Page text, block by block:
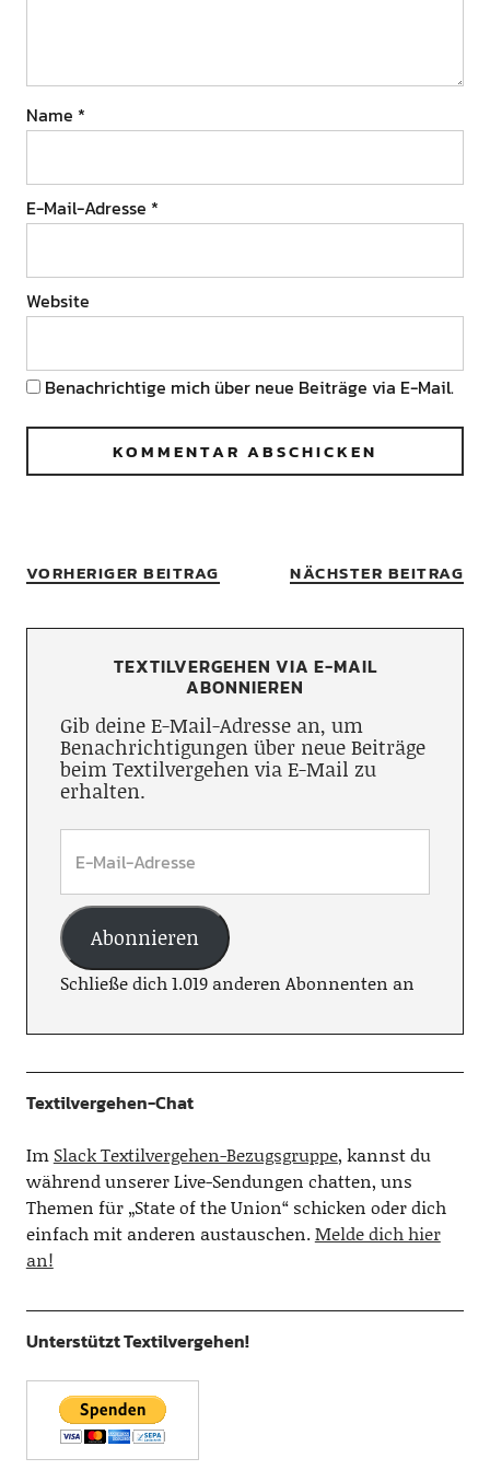
Name *
E-Mail-Adresse *
Website
Benachrichtige mich über neue Beiträge via E-Mail.
VORHERIGER BEITRAG NÄCHSTER BEITRAG
TEXTILVERGEHEN VIA E-MAIL
ABONNIEREN
Gib deine E-Mail-Adresse an, um
Benachrichtigungen über neue Beiträge
beim Textilvergehen via E-Mail zu
erhalten.
Abonnieren
Schließe dich 1.019 anderen Abonnenten an
Textilvergehen-Chat
Im Slack Textilvergehen-Bezugsgruppe, kannst du
während unserer Live-Sendungen chatten, uns
Themen für „State of the Union“ schicken oder dich
einfach mit anderen austauschen.Melde dich hier
an!
Unterstützt Textilvergehen!